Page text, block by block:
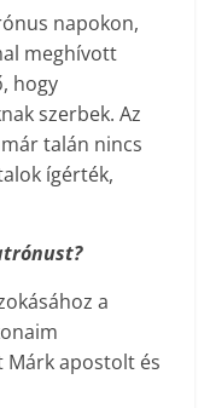
napokon,
meghívott
hogy
szerbek. Az
talán nincs
ígérték,
a
Márk apostolt és